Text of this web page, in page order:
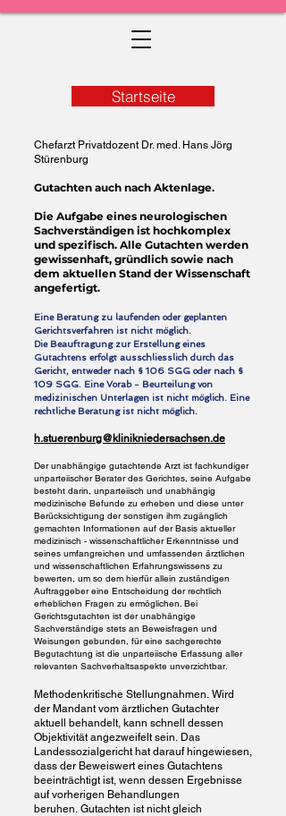
Startseite
Chefarzt Privatdozent Dr. med. Hans Jörg
Stürenburg
Gutachten auch nach Aktenlage.
Die Aufgabe eines neurologischen
Sachverständigen ist hochkomplex
und spezifisch. Alle Gutachten werden
gewissenhaft, gründlich sowie nach
dem aktuellen Stand der Wissenschaft
angefertigt.
Eine Beratung zu laufenden oder geplanten
Gerichtsverfahren ist nicht möglich.
Die Beauftragung zur Erstellung eines
Gutachtens erfolgt ausschliesslich durch das
Gericht, entweder nach § 106 SGG oder nach §
109 SGG. Eine Vorab - Beurteilung von
medizinischen Unterlagen ist nicht möglich. Eine
rechtliche Beratung ist nicht möglich.
h.stuerenburg@klinikniedersachsen.de
Der unabhängige gutachtende Arzt ist fachkundiger
unparteiischer Berater des Gerichtes, seine Aufgabe
besteht darin, unparteiisch und unabhängig
medizinische Befunde zu erheben und diese unter
Berücksichtigung der sonstigen ihm zugänglich
gemachten Informationen auf der Basis aktueller
medizinisch - wissenschaftlicher Erkenntnisse und
seines umfangreichen und umfassenden ärztlichen
und wissenschaftlichen Erfahrungswissens zu
bewerten, um so dem hierfür allein zuständigen
Auftraggeber eine Entscheidung der rechtlich
erheblichen Fragen zu ermöglichen. Bei
Gerichtsgutachten ist der unabhängige
Sachverständige stets an Beweisfragen und
Weisungen gebunden, für eine sachgerechte
Begutachtung ist die unparteiische Erfassung aller
relevanten Sachverhaltsaspekte unverzichtbar.
Methodenkritische Stellungnahmen. Wird
der Mandant vom ärztlichen Gutachter
aktuell behandelt, kann schnell dessen
Objektivität angezweifelt sein. Das
Landessozialgericht hat darauf hingewiesen,
dass der Beweiswert eines Gutachtens
beeinträchtigt ist, wenn dessen Ergebnisse
auf vorherigen Behandlungen
beruhen. Gutachten ist nicht gleich